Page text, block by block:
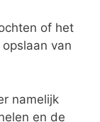
of het
van
namelijk
en de